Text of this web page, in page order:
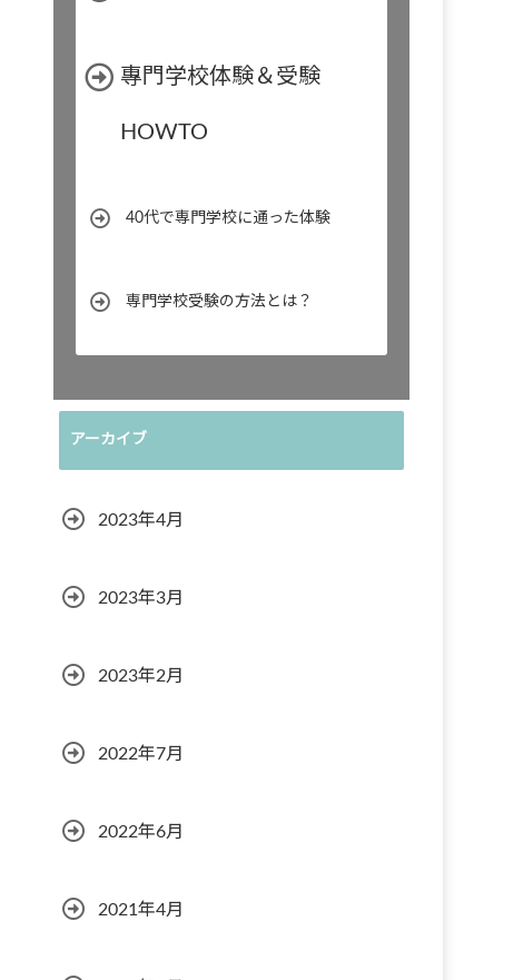
專門学校体験＆受験
HOWTO
40代で専門学校に通った体験
専門学校受験の方法とは？
アーカイブ
2023年4月
2023年3月
2023年2月
2022年7月
2022年6月
2021年4月